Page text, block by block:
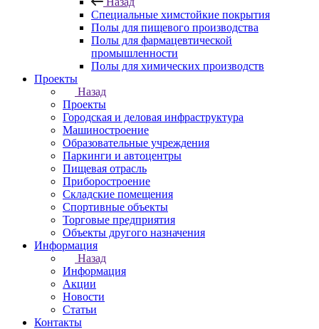
Специальные химстойкие покрытия
Полы для пищевого производства
Полы для фармацевтической
промышленности
Полы для химических производств
Проекты
Назад
Проекты
Городская и деловая инфраструктура
Машиностроение
Образовательные учреждения
Паркинги и автоцентры
Пищевая отрасль
Приборостроение
Складские помещения
Спортивные объекты
Торговые предприятия
Объекты другого назначения
Информация
Назад
Информация
Акции
Новости
Статьи
Контакты